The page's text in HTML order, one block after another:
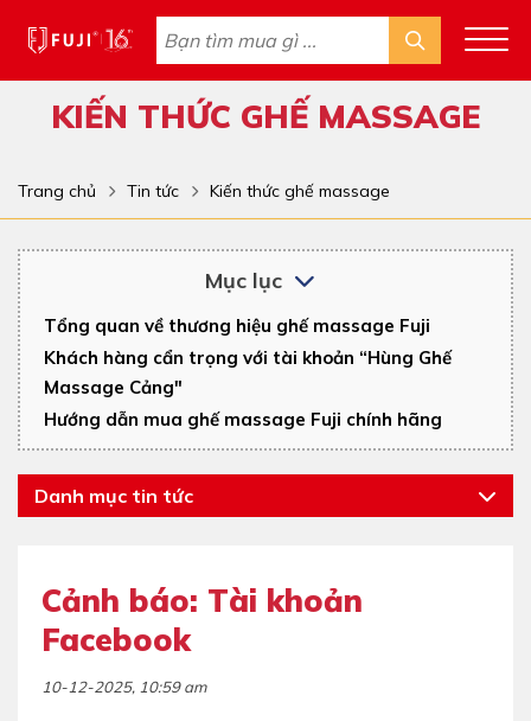
KIẾN THỨC GHẾ MASSAGE
Trang chủ Tin tức Kiến thức ghế massage
Mục lục
Tổng quan về thương hiệu ghế massage Fuji
Khách hàng cẩn trọng với tài khoản “Hùng Ghế
Massage Cảng"
Hướng dẫn mua ghế massage Fuji chính hãng
Danh mục tin tức
Cảnh báo: Tài khoản
Facebook
10-12-2025, 10:59 am